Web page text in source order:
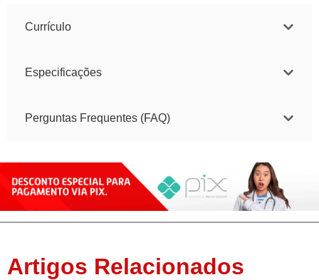
Currículo
Especificações
Perguntas Frequentes (FAQ)
Artigos Relacionados